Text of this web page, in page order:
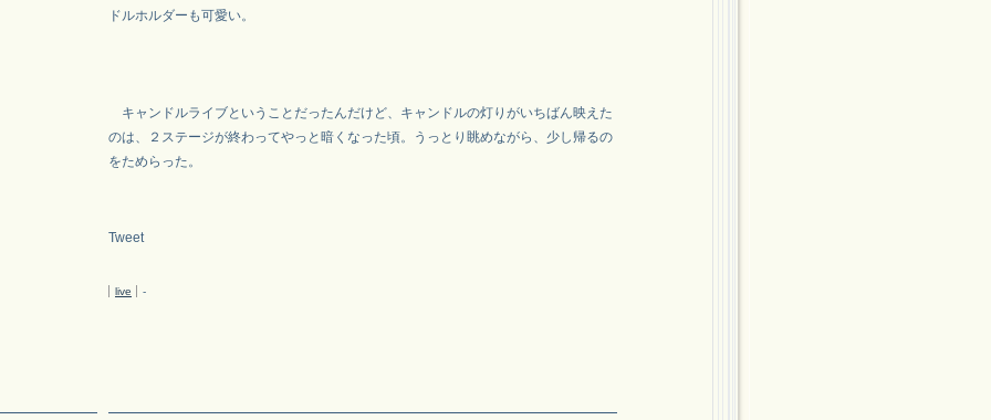
ドルホルダーも可愛い。
キャンドルライブということだったんだけど、キャンドルの灯りがいちばん映えた
のは、２ステージが終わってやっと暗くなった頃。うっとり眺めながら、少し帰るの
をためらった。
Tweet
live -